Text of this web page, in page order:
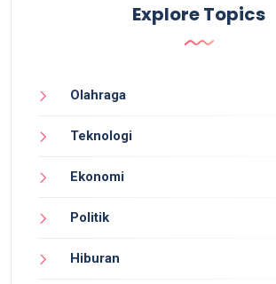
Explore Topics
Olahraga
Teknologi
Ekonomi
Politik
Hiburan